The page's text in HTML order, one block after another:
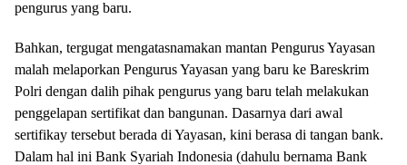
pengurus yang baru.
Bahkan, tergugat mengatasnamakan mantan Pengurus Yayasan
malah melaporkan Pengurus Yayasan yang baru ke Bareskrim
Polri dengan dalih pihak pengurus yang baru telah melakukan
penggelapan sertifikat dan bangunan. Dasarnya dari awal
sertifikay tersebut berada di Yayasan, kini berasa di tangan bank.
Dalam hal ini Bank Syariah Indonesia (dahulu bernama Bank